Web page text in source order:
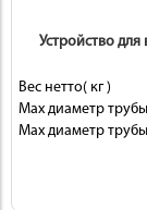
Устройство для
Вес нетто( кг )
Max диаметр
Max диаметр